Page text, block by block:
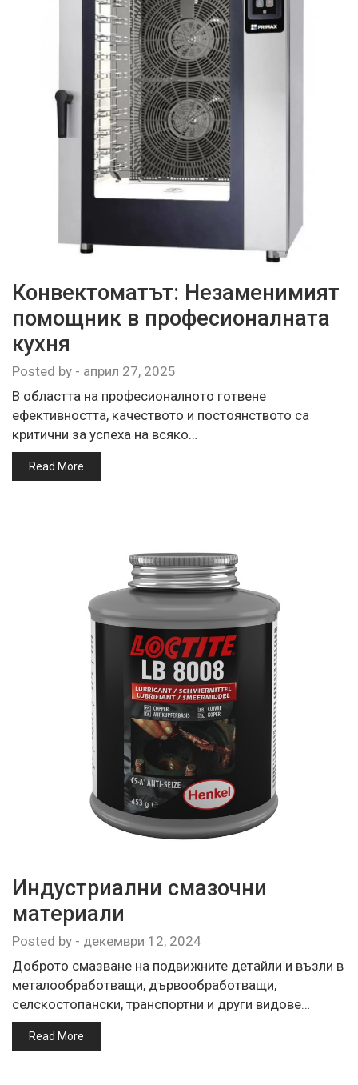
Конвектоматът: Незаменимият
помощник в професионалната
кухня
Posted by - април 27, 2025
В областта на професионалното готвене
ефективността, качеството и постоянството са
критични за успеха на всяко…
Read More
Индустриални смазочни
материали
Posted by - декември 12, 2024
Доброто смазване на подвижните детайли и възли в
металообработващи, дървообработващи,
селскостопански, транспортни и други видове…
Read More